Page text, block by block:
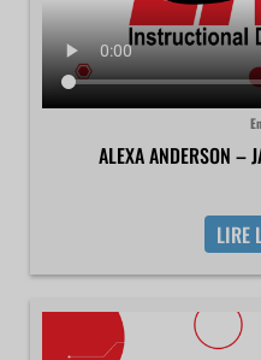
ALEXA ANDERSON –
LIRE